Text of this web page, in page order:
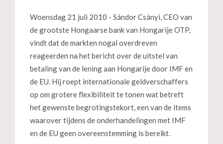
Woensdag 21 juli 2010 - Sándor Csányi, CEO van
de grootste Hongaarse bank van Hongarije OTP,
vindt dat de markten nogal overdreven
reageerden na het bericht over de uitstel van
betaling van de lening aan Hongarije door IMF en
de EU. Hij roept internationale geldverschaffers
op om grotere flexibiliteit te tonen wat betreft
het gewenste begrotingstekort, een van de items
waarover tijdens de onderhandelingen met IMF
en de EU geen overeenstemming is bereikt.